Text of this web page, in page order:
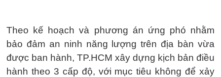
Theo kế hoạch và phương án ứng phó nhằm
bảo đảm an ninh năng lượng trên địa bàn vừa
được ban hành, TP.HCM xây dựng kịch bản điều
hành theo 3 cấp độ, với mục tiêu không để xảy